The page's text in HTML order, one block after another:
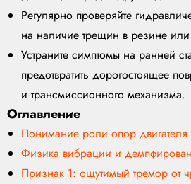
Регулярно проверяйте
на наличие трещин в резине или
Устраните симптомы на ранней
предотвратить дорогостоящее
и трансмиссионного механизма.
Оглавление
Понимание роли опор двигателя
Физика вибрации и
Признак 1: ощутимый тремор от